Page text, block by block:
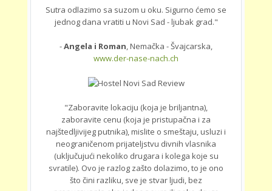
Sutra odlazimo sa suzom u oku. Sigurno ćemo se
jednog dana vratiti u Novi Sad - ljubak grad."
-Angela i Roman, Nemačka - Švajcarska,
www.der-nase-nach.ch
"Zaboravite lokaciju (koja je briljantna),
zaboravite cenu (koja je pristupačna i za
najštedljivijeg putnika), mislite o smeštaju, usluzi i
neograničenom prijateljstvu divnih vlasnika
(uključujući nekoliko drugara i kolega koje su
svratile). Ovo je razlog zašto dolazimo, to je ono
što čini razliku, sve je stvar ljudi, bez